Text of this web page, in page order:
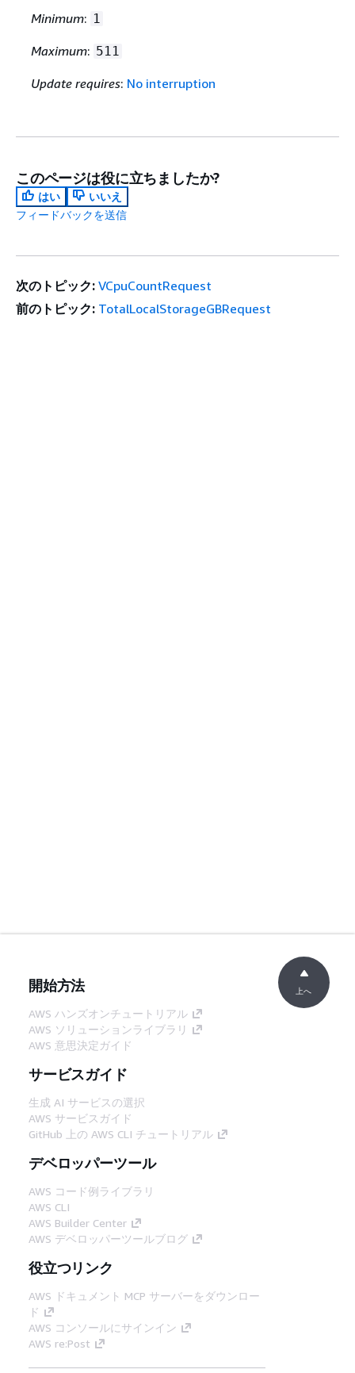
Minimum: 1
Maximum: 511
Update requires: No interruption
このページは役に立ちましたか?
はい
いいえ
フィードバックを送信
次のトピック: VCpuCountRequest
前のトピック: TotalLocalStorageGBRequest
開始方法
AWS ハンズオンチュートリアル
AWS ソリューションライブラリ
AWS 意思決定ガイド
サービスガイド
生成 AI サービスの選択
AWS サービスガイド
GitHub 上の AWS CLI チュートリアル
デベロッパーツール
AWS コード例ライブラリ
AWS CLI
AWS Builder Center
AWS デベロッパーツールブログ
役立つリンク
AWS ドキュメント MCP サーバーをダウンロー
ド
AWS コンソールにサインイン
AWS re:Post
上へ